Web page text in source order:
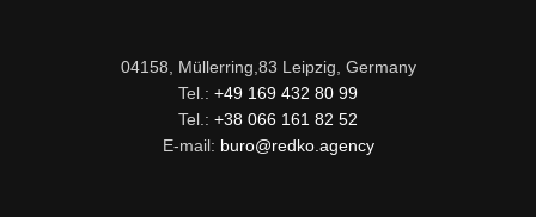
04158, Müllerring,83 Leipzig, Germany
Tel.: +49 169 432 80 99
Tel.: +38 066 161 82 52
E-mail: buro@redko.agency